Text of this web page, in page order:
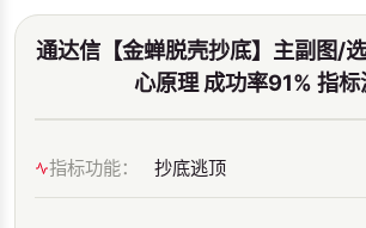
通达信【金蝉脱壳抄底】主副图/
心原理 成功率91% 指标
指标功能： 抄底逃顶